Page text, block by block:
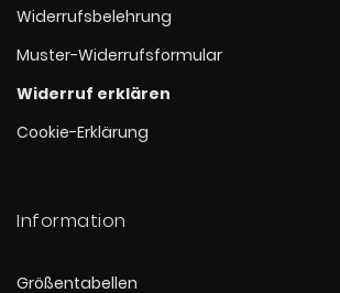
Widerrufsbelehrung
Muster-Widerrufsformular
Widerruf erklären
Cookie-Erklärung
Information
Größentabellen